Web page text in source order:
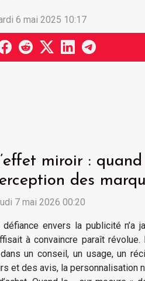
6 mai 2025 10:17
miroir :
des
7 mai 2026 00:20
défiance envers la publicité n’a
à convaincre paraît
un conseil, un usage, un
et des avis, la